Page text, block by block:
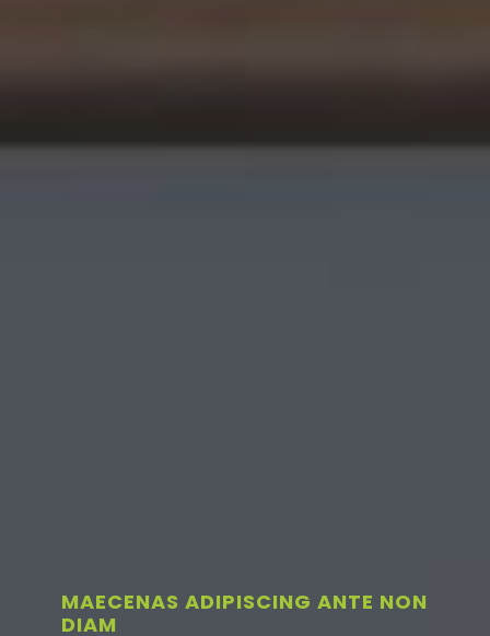
MAECENAS ADIPISCING ANTE NON
DIAM